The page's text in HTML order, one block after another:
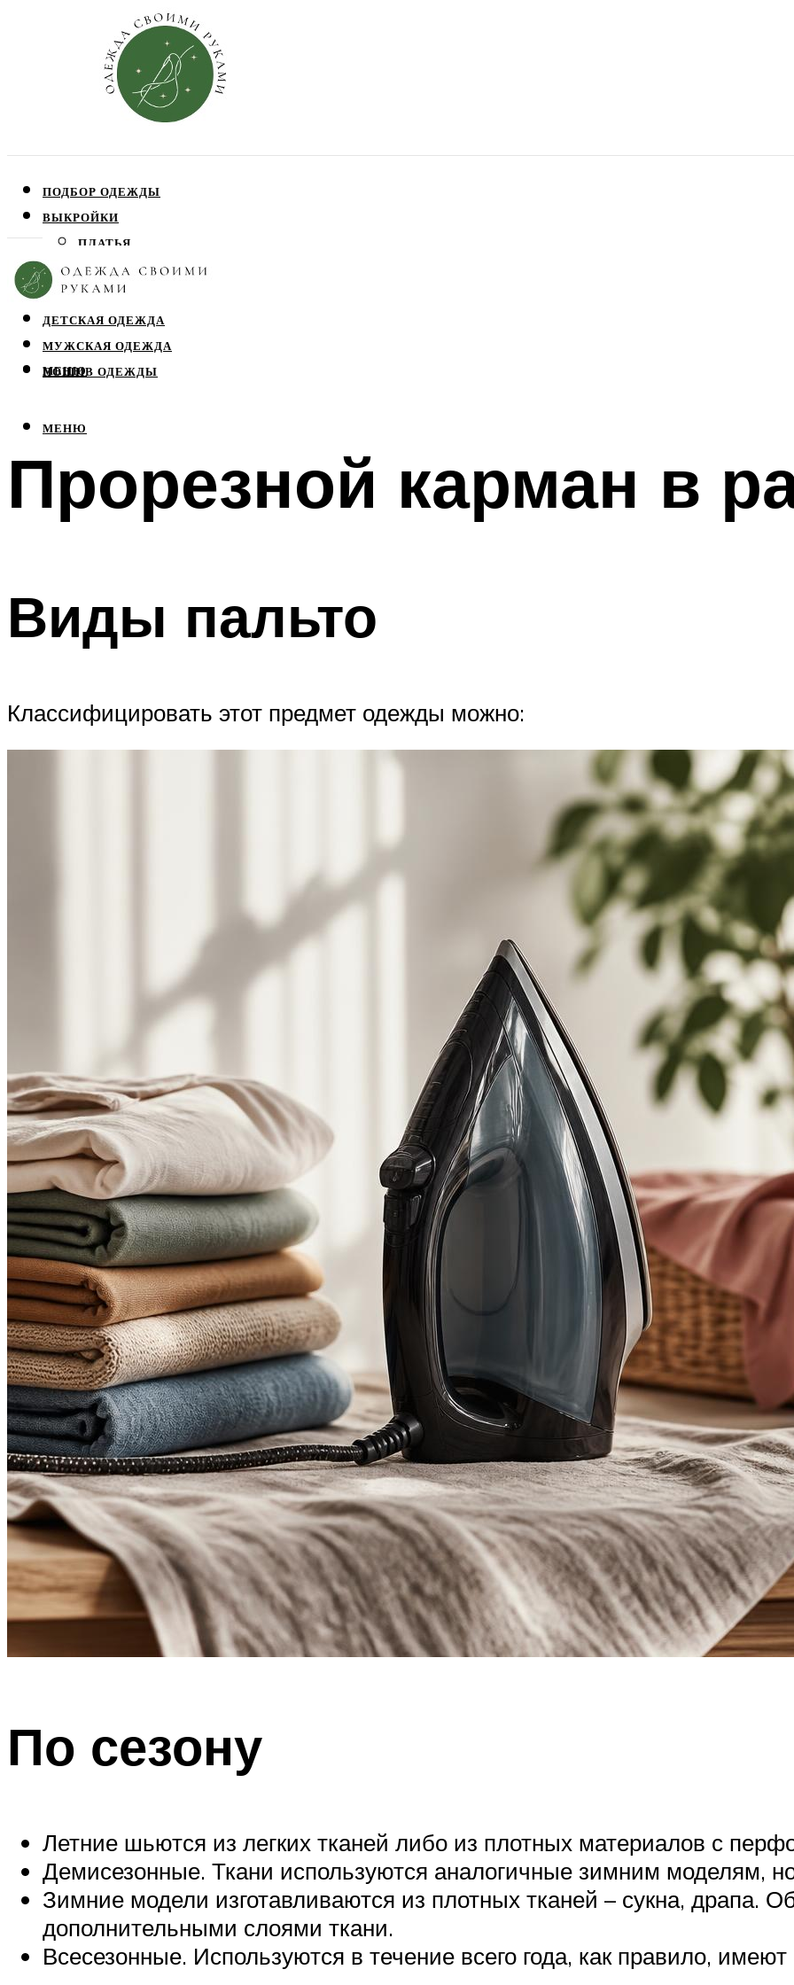
ПОДБОР ОДЕЖДЫ
ВЫКРОЙКИ
ПЛАТЬЯ
ЮБКИ
БЛУЗЫ
ДЕТСКАЯ ОДЕЖДА
МУЖСКАЯ ОДЕЖДА
ПОШИВ ОДЕЖДЫ
МЕНЮ
МЕНЮ
Прорезной карман в
Виды пальто
Классифицировать этот предмет одежды можно:
По сезону
Летние шьются из легких тканей либо из плотных материалов с
Демисезонные. Ткани используются аналогичные зимним моделям,
Зимние модели изготавливаются из плотных тканей – сукна, драпа.
дополнительными слоями ткани.
Всесезонные. Используются в течение всего года, как правило,